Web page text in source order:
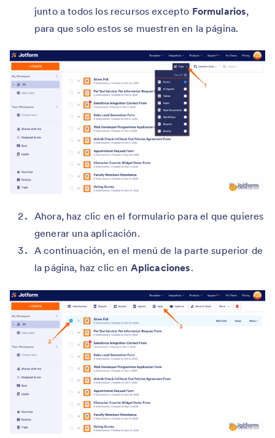
junto a todos los recursos excepto Formularios,
para que solo estos se muestren en la página.
Ahora, haz clic en el formulario para el que quieres
generar una aplicación.
A continuación, en el menú de la parte superior de
la página, haz clic en Aplicaciones.